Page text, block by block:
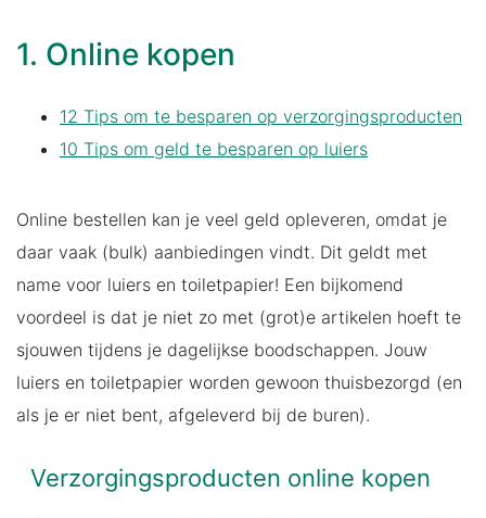
1. Online kopen
12 Tips om te besparen op verzorgingsproducten
10 Tips om geld te besparen op luiers
Online bestellen kan je veel geld opleveren, omdat je
daar vaak (bulk) aanbiedingen vindt. Dit geldt met
name voor luiers en toiletpapier! Een bijkomend
voordeel is dat je niet zo met (grot)e artikelen hoeft te
sjouwen tijdens je dagelijkse boodschappen. Jouw
luiers en toiletpapier worden gewoon thuisbezorgd (en
als je er niet bent, afgeleverd bij de buren).
Verzorgingsproducten online kopen